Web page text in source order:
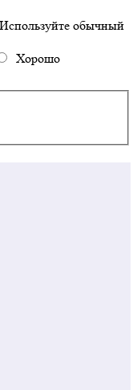
обычный
Хорошо